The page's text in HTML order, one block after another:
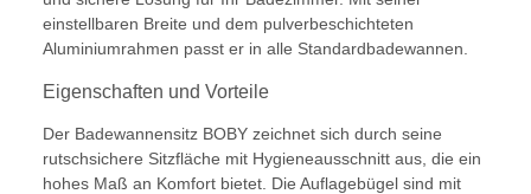
einstellbaren Breite und dem pulverbeschichteten
Aluminiumrahmen passt er in alle Standardbadewannen.
Eigenschaften und Vorteile
Der Badewannensitz BOBY zeichnet sich durch seine
rutschsichere Sitzfläche mit Hygieneausschnitt aus, die ein
hohes Maß an Komfort bietet. Die Auflagebügel sind mit